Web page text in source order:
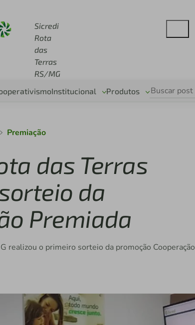
Sicredi
Rota
das
Terras
RS/MG
Institucional Produtos
Premiação
das Terras
da
Premiada
realizou o primeiro sorteio da promoção Cooperação